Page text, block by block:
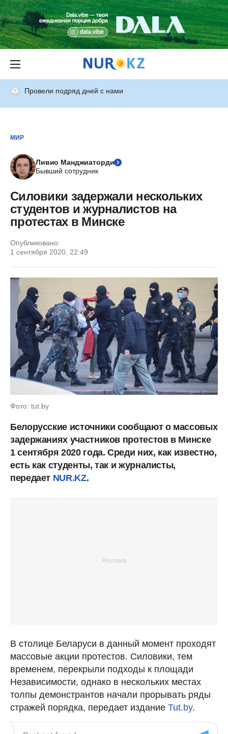
Провели подряд дней с нами
МИР
Ливио Манджиаторди
Бывший сотрудник
Силовики задержали нескольких
студентов и журналистов на
протестах в Минске
Опубликовано:
1 сентября 2020, 22:49
Фото: tut.by
Белорусские источники сообщают о массовых
задержаниях участников протестов в Минске
1 сентября 2020 года. Среди них, как известно,
есть как студенты, так и журналисты,
передает NUR.KZ.
В столице Беларуси в данный момент проходят
массовые акции протестов. Силовики, тем
временем, перекрыли подходы к площади
Независимости, однако в нескольких местах
толпы демонстрантов начали прорывать ряды
стражей порядка, передает издание Tut.by.